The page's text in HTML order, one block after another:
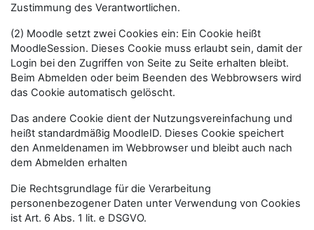
Zustimmung des Verantwortlichen.
(2) Moodle setzt zwei Cookies ein: Ein Cookie heißt
MoodleSession. Dieses Cookie muss erlaubt sein, damit der
Login bei den Zugriffen von Seite zu Seite erhalten bleibt.
Beim Abmelden oder beim Beenden des Webbrowsers wird
das Cookie automatisch gelöscht.
Das andere Cookie dient der Nutzungsvereinfachung und
heißt standardmäßig MoodleID. Dieses Cookie speichert
den Anmeldenamen im Webbrowser und bleibt auch nach
dem Abmelden erhalten
Die Rechtsgrundlage für die Verarbeitung
personenbezogener Daten unter Verwendung von Cookies
ist Art. 6 Abs. 1 lit. e DSGVO.